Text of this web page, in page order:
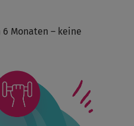
Monaten – keine